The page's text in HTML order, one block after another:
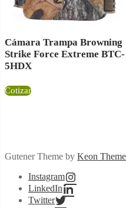
Cámara Trampa Browning
Strike Force Extreme BTC-
5HDX
Cotizar
Gutener Theme by Keon
Instagram
LinkedIn
Twitter